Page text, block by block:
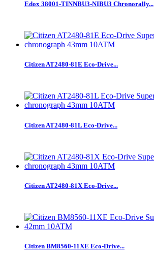
Edox 38001-TINNBU3-NIBU3 Chronorally...
Citizen AT2480-81E Eco-Drive...
Citizen AT2480-81L Eco-Drive...
Citizen AT2480-81X Eco-Drive...
Citizen BM8560-11XE Eco-Drive...